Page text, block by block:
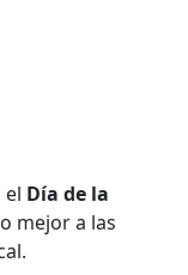
el Día de la
mejor a las